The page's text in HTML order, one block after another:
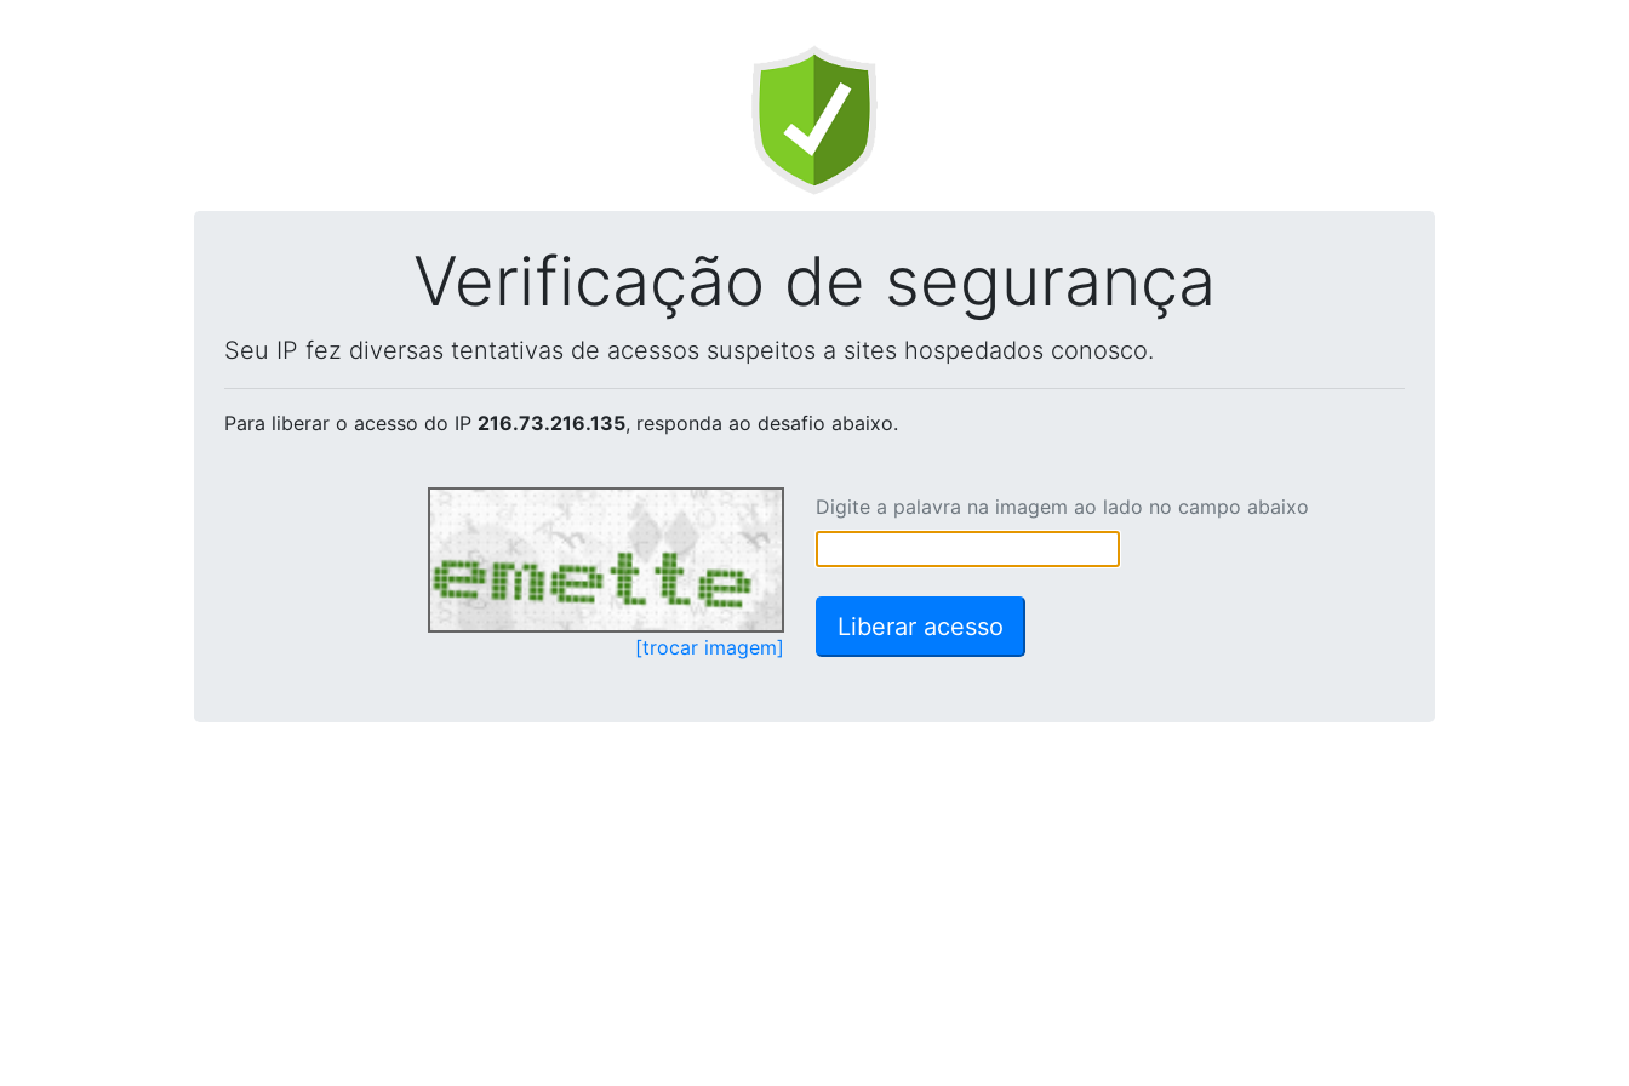
Verificação de segurança
Seu IP fez diversas tentativas de acessos suspeitos a sites hospedados conosco.
Para liberar o acesso do IP 216.73.216.135, responda ao desafio abaixo.
[trocar imagem]
Digite a palavra na imagem ao lado no campo abaixo